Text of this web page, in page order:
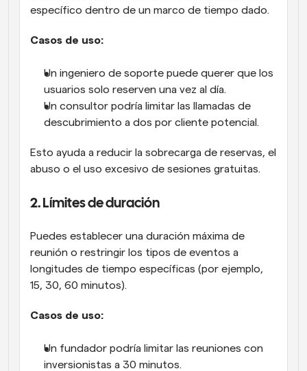
específico dentro de un marco de tiempo dado.
Casos de uso:
Un ingeniero de soporte puede querer que los
usuarios solo reserven una vez al día.
Un consultor podría limitar las llamadas de
descubrimiento a dos por cliente potencial.
Esto ayuda a reducir la sobrecarga de reservas, el
abuso o el uso excesivo de sesiones gratuitas.
2. Límites de duración
Puedes establecer una duración máxima de
reunión o restringir los tipos de eventos a
longitudes de tiempo específicas (por ejemplo,
15, 30, 60 minutos).
Casos de uso:
Un fundador podría limitar las reuniones con
inversionistas a 30 minutos.